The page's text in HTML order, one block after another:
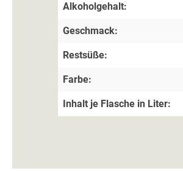
Alkoholgehalt:
Geschmack:
Restsüße:
Farbe:
Inhalt je Flasche in Liter: